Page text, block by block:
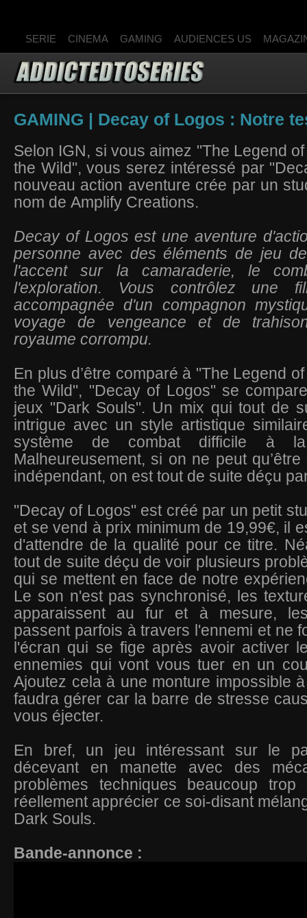
SERIE CINEMA GAMING AUDIENCES US
GAMING | Decay of Logos : Notre
Selon IGN, si vous aimez "The Legend
the Wild", vous serez intéressé par
nouveau action aventure crée par un
nom de Amplify Creations.
Decay of Logos est une aventure
personne avec des éléments de jeu
l'accent sur la camaraderie, le
l'exploration. Vous contrôlez une
accompagnée d'un compagnon
voyage de vengeance et de
royaume corrompu.
En plus d’être comparé à "The Legend
the Wild", "Decay of Logos" se
jeux "Dark Souls". Un mix qui tout de
intrigue avec un style artistique
système de combat difficile à
Malheureusement, si on ne peut
indépendant, on est tout de suite déçu
"Decay of Logos" est créé par un petit
et se vend à prix minimum de 19,99€, il
d'attendre de la qualité pour ce titre.
tout de suite déçu de voir plusieurs
qui se mettent en face de notre
Le son n'est pas synchronisé, les
apparaissent au fur et à mesure,
passent parfois à travers l'ennemi et ne
l'écran qui se fige après avoir activer
ennemies qui vont vous tuer en un
Ajoutez cela à une monture impossible
faudra gérer car la barre de stresse
vous éjecter.
En bref, un jeu intéressant sur le
décevant en manette avec des
problèmes techniques beaucoup trop
réellement apprécier ce soi-disant
Dark Souls.
Bande-annonce :